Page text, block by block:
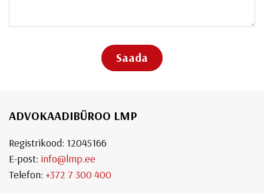
ADVOKAADIBÜROO LMP
Registrikood: 12045166
E-post: info@lmp.ee
Telefon: +372 7 300 400